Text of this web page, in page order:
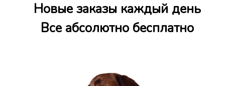
Новые заказы каждый день
Все абсолютно бесплатно